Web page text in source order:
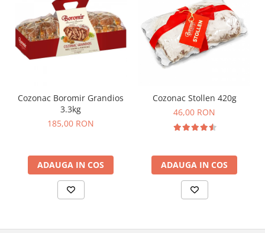
Cozonac Boromir Grandios
3.3kg
185,00 RON
ADAUGA IN COS
Cozonac Stollen 420g
46,00 RON
ADAUGA IN COS